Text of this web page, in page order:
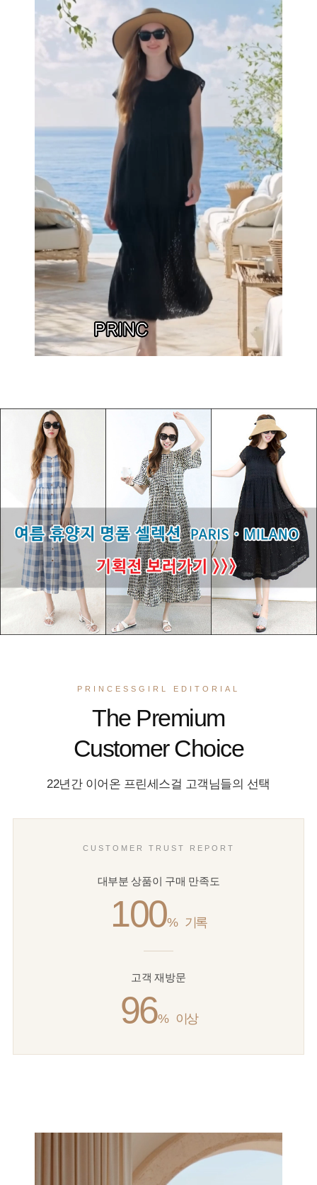
PRINCESSGIRL EDITORIAL
The Premium
Customer Choice
22년간 이어온 프린세스걸 고객님들의 선택
CUSTOMER TRUST REPORT
대부분 상품이 구매 만족도
100% 기록
고객 재방문
96% 이상